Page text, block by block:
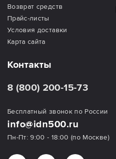
Возврат средств
Прайс-листы
Условия доставки
Карта сайта
Контакты
8 (800) 200-15-73
Бесплатный звонок по России
info@idn500.ru
Пн-Пт: 9:00 - 18:00 (по Москве)